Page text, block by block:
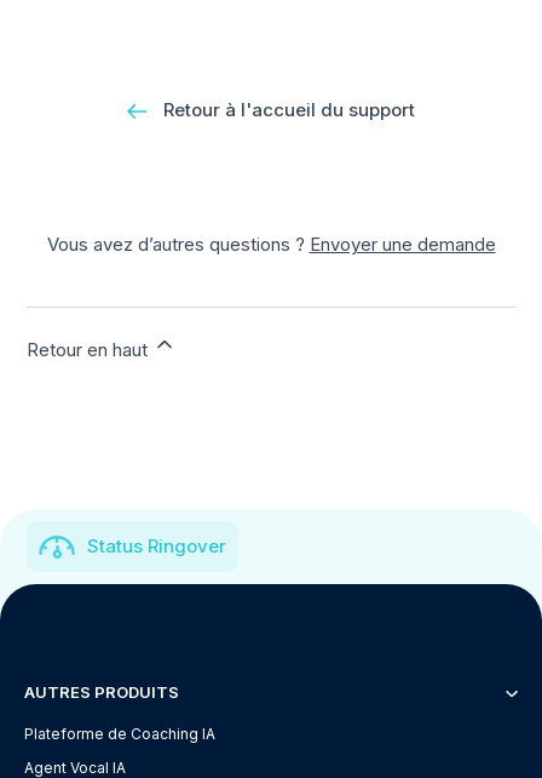
Retour à l'accueil du support
Vous avez d’autres questions ? Envoyer une demande
Retour en haut
Status Ringover
AUTRES PRODUITS
Plateforme de Coaching IA
Agent Vocal IA